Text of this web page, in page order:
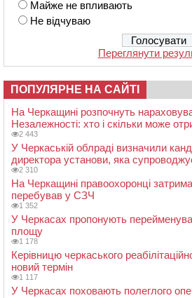
Майже не впливають
Не відчуваю
Переглянути
ПОПУЛЯРНЕ НА САЙТІ
На Черкащині розпочнуть
Незалежності: хто і скільки може
2 443
У Черкаській облраді визначили
директора установи, яка
2 310
На Черкащині правоохоронці
перебував у СЗЧ
1 352
У Черкасах пропонують
площу
1 178
Керівницю черкаського
новий термін
1 117
У Черкасах поховають полеглого